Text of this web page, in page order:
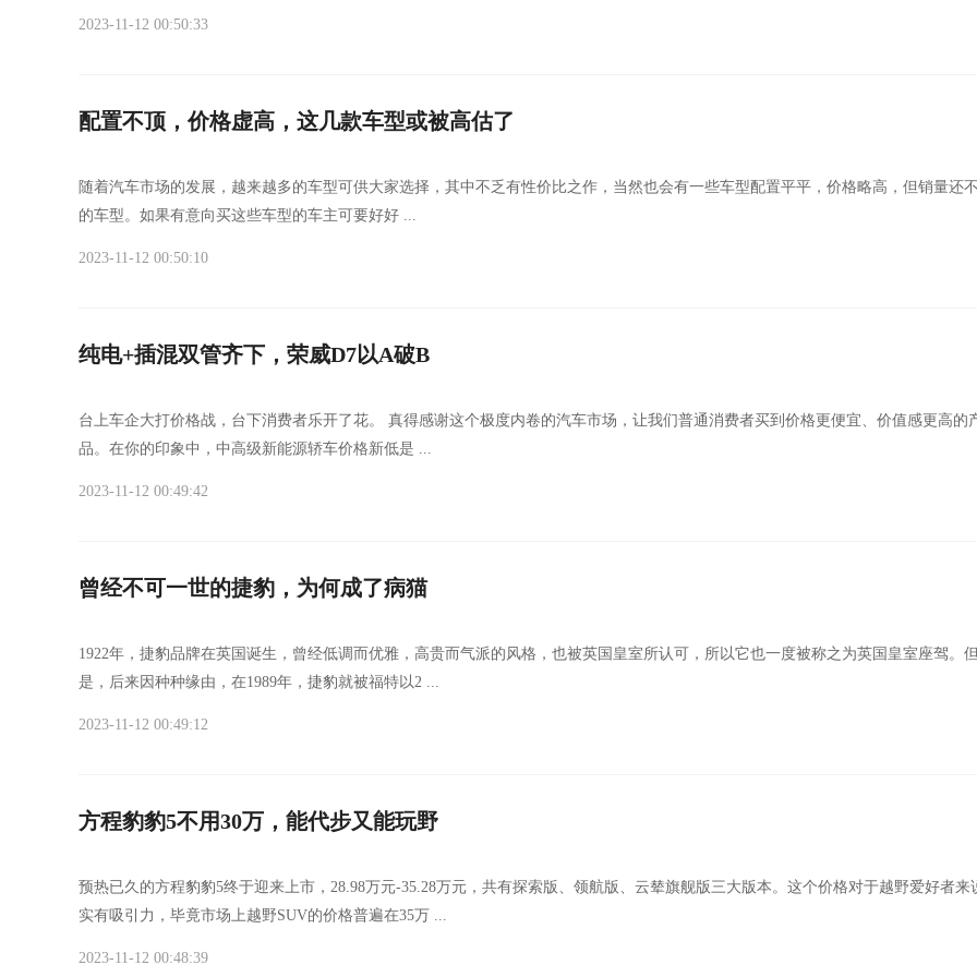
2023-11-12 00:50:33
配置不顶，价格虚高，这几款车型或被高估了
随着汽车市场的发展，越来越多的车型可供大家选择，其中不乏有性价比之作，当然也会有一些车型配置平平，价格略高，但销量还
的车型。如果有意向买这些车型的车主可要好好 ...
2023-11-12 00:50:10
纯电+插混双管齐下，荣威D7以A破B
台上车企大打价格战，台下消费者乐开了花。 真得感谢这个极度内卷的汽车市场，让我们普通消费者买到价格更便宜、价值感更高的
品。在你的印象中，中高级新能源轿车价格新低是 ...
2023-11-12 00:49:42
曾经不可一世的捷豹，为何成了病猫
1922年，捷豹品牌在英国诞生，曾经低调而优雅，高贵而气派的风格，也被英国皇室所认可，所以它也一度被称之为英国皇室座驾。
是，后来因种种缘由，在1989年，捷豹就被福特以2 ...
2023-11-12 00:49:12
方程豹豹5不用30万，能代步又能玩野
预热已久的方程豹豹5终于迎来上市，28.98万元-35.28万元，共有探索版、领航版、云辇旗舰版三大版本。这个价格对于越野爱好者来
实有吸引力，毕竟市场上越野SUV的价格普遍在35万 ...
2023-11-12 00:48:39